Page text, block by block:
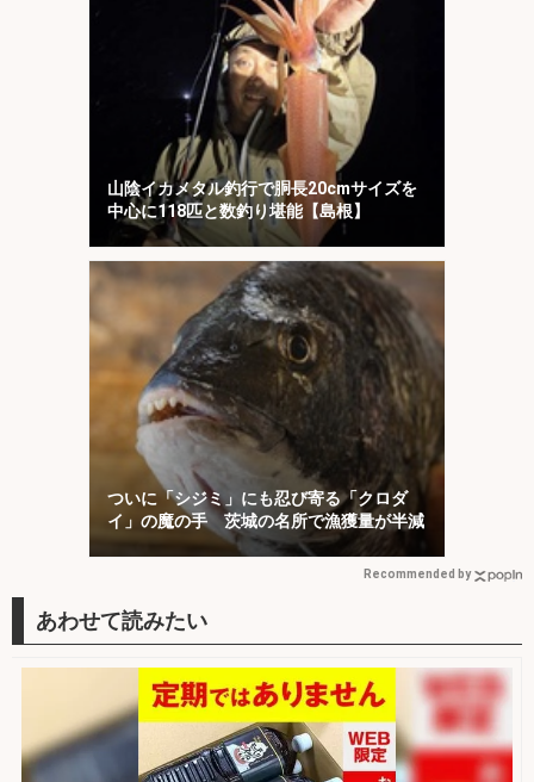
山陰イカメタル釣行で胴長20cmサイズを
中心に118匹と数釣り堪能【島根】
ついに「シジミ」にも忍び寄る「クロダ
イ」の魔の手 茨城の名所で漁獲量が半減
Recommended by